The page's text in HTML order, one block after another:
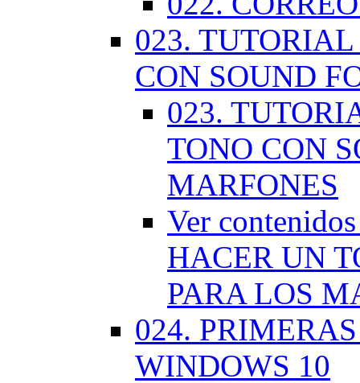
023.
CON SOUND
023.
TONO CON
MARFONES
Ver
HACER UN
PARA LOS
024.
WINDOWS 10